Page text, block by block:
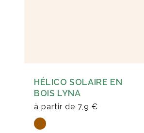
HÉLICO SOLAIRE EN
BOIS LYNA
à partir de 7,9 €